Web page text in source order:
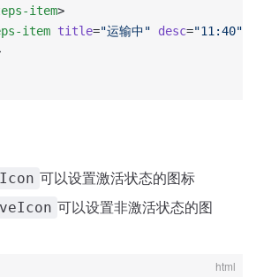
item>
item title="运输中" desc="11:40"
可以设置激活状态的图标
可以设置非激活状态的图
html